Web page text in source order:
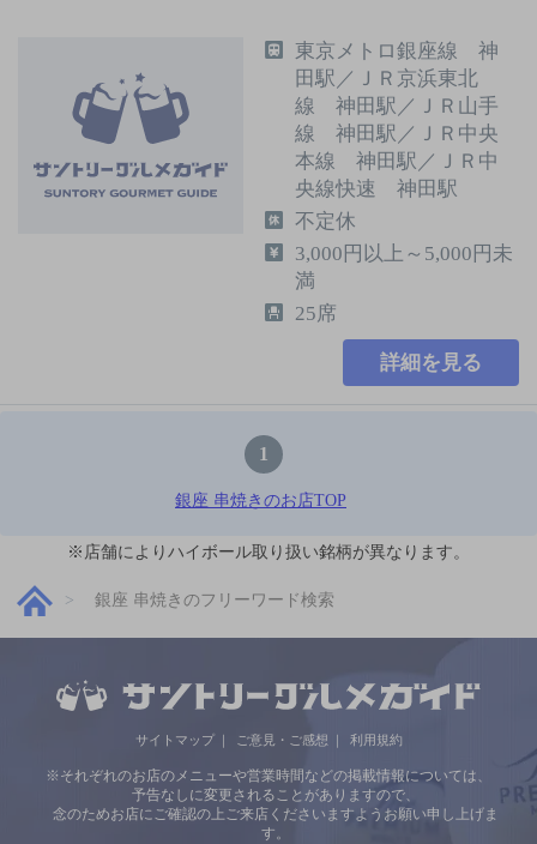
東京メトロ銀座線 神
田駅／ＪＲ京浜東北
線 神田駅／ＪＲ山手
線 神田駅／ＪＲ中央
本線 神田駅／ＪＲ中
央線快速 神田駅
不定休
3,000円以上～5,000円未
満
25席
詳細を見る
1
銀座 串焼きのお店TOP
※店舗によりハイボール取り扱い銘柄が異なります。
銀座 串焼きのフリーワード検索
サイトマップ ご意見・ご感想 利用規約
※それぞれのお店のメニューや営業時間などの掲載情報については、
予告なしに変更されることがありますので、
念のためお店にご確認の上ご来店くださいますようお願い申し上げま
す。